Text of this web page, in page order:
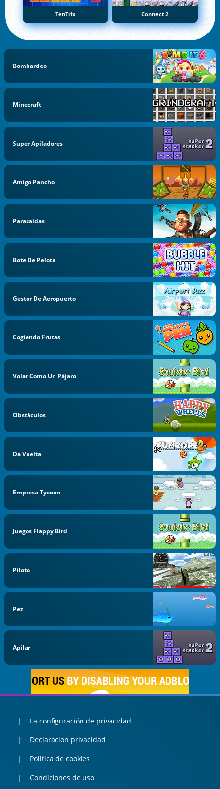
TenTrix Connect 2
Bombardeo
Minecraft
Super Apiladores
Amigo Pancho
Paracaídas
Bote De Pelota
Gestor De Aeropuerto
Cogiendo Frutas
Volar Como Un Pájaro
Obstáculos
Da Vuelta
Empresa Tycoon
Juegos Flappy Bird
Piloto
Pez
Apilar
La configuración de privacidad
Declaracion privacidad
Politica de cookies
Condiciones de uso